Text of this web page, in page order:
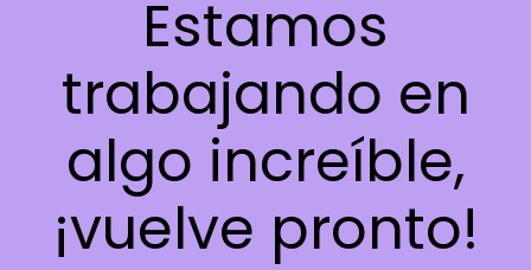
Estamos
trabajando en
algo increíble,
¡vuelve pronto!